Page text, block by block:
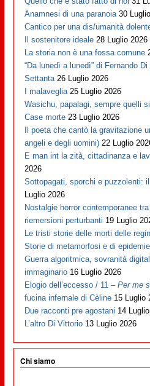
Anamnesi di una paranoia 30
Cantico per una dis/umanità
Il sostenitore ideale 28 Luglio 2026
La storia non è una fossa comune
“Da lunedì a lunedì” di Fernando
Settanta 26 Luglio 2026
I malaveglia 25 Luglio 2026
Wasichu, papalagi, sempre quelli
Case morte 23 Luglio 2026
Il poeta che cantò la gravitazione
angeli e degli uomini) 22 Luglio
E man int la zità, cittadinanza e
2026
Sottopagati, sporchi e puzzolenti:
Luglio 2026
Nostalgie horror contemporanee
riemersioni perturbanti 19 Luglio
Le tristi storie delle morti delle
Storie di metamorfosi e di epidemie
Guerra algoritmica, sovranità
immaginario 16 Luglio 2026
Elogio dell’eccesso / 11 –Per me
fucina infernale di Cèline 15 Luglio
Due racconti pre agostani 14
L’altro Di Vittorio 13 Luglio 2026
Chi siamo